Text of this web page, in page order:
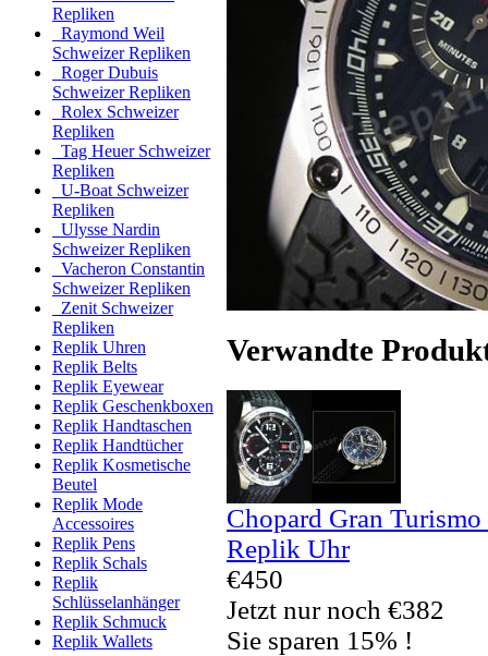
Repliken
Raymond Weil
Schweizer Repliken
Roger Dubuis
Schweizer Repliken
Rolex Schweizer
Repliken
Tag Heuer Schweizer
Repliken
U-Boat Schweizer
Repliken
Ulysse Nardin
Schweizer Repliken
Vacheron Constantin
Schweizer Repliken
Zenit Schweizer
Repliken
Replik Uhren
Replik Belts
Replik Eyewear
Replik Geschenkboxen
Replik Handtaschen
Replik Handtücher
Replik Kosmetische
Beutel
Replik Mode
Accessoires
Replik Pens
Replik Schals
Replik
Schlüsselanhänger
Replik Schmuck
Replik Wallets
Verwandte
Chopard Gran
Replik Uhr
€450
Jetzt nur noch €382
Sie sparen 15% !